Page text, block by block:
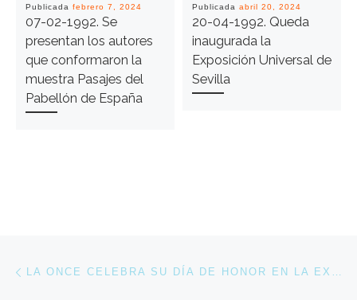
Publicada febrero 7, 2024
07-02-1992. Se
presentan los autores
que conformaron la
muestra Pasajes del
Pabellón de España
Publicada abril 20, 2024
20-04-1992. Queda
inaugurada la
Exposición Universal de
Sevilla
Navegación de entradas